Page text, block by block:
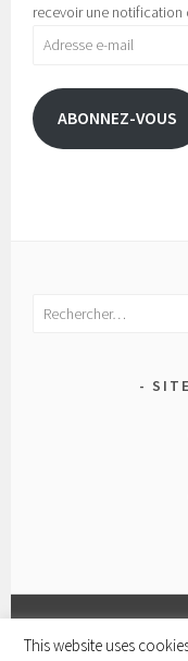
recevoir une notification
Adresse
mail
ABONNEZ-VOUS
Rechercher :
This website uses